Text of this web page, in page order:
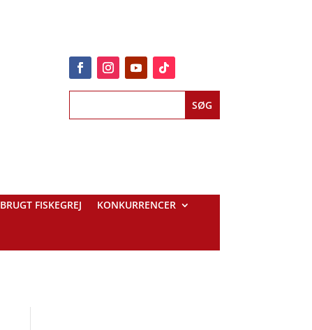
BRUGT FISKEGREJ
KONKURRENCER